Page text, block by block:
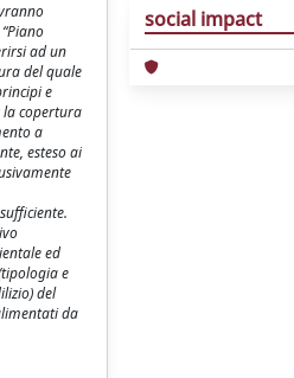
ad un
del quale
e
la copertura
a
esteso ai
ed
e
del
da
social impact